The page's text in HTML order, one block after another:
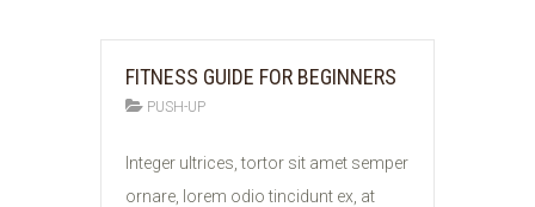
FITNESS GUIDE FOR BEGINNERS
PUSH-UP
11
Integer ultrices, tortor sit amet semper
ornare, lorem odio tincidunt ex, at